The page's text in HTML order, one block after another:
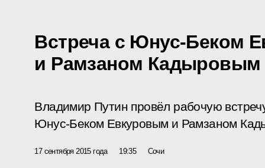
Встреча с Юнус-Беком
и Рамзаном Кадыровым
Владимир Путин провёл рабочую
Юнус-Беком Евкуровым и Рамзаном
17 сентября 2015 года 19:35 Сочи